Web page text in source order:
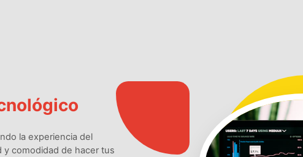
la experiencia del
y comodidad de hacer tus